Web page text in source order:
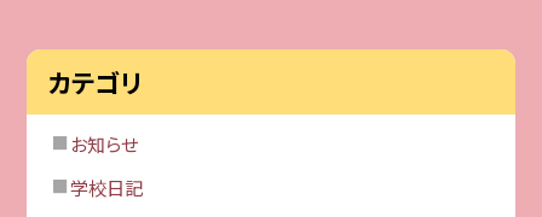
カテゴリ
お知らせ
学校日記